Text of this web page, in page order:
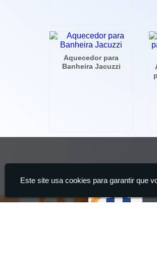
Aquecedor para
Banheira Jacuzzi
Este site usa cookies para garantir que